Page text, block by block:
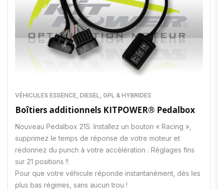
VÉHICULES ESSENCE, DIESEL, GPL & HYBRIDES
Boîtiers additionnels KITPOWER® Pedalbox
Nouveau Pedalbox 21S. Installez un bouton « Racing »,
supprimez le temps de réponse de votre moteur et
redonnez du punch à votre accélération : Réglages fins
sur 21 positions !!
Pour que votre véhicule réponde instantanément, dès les
plus bas régimes, sans aucun trou !